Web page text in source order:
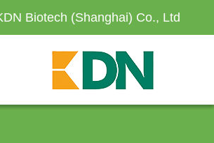
Biotech (Shanghai) Co., Ltd.